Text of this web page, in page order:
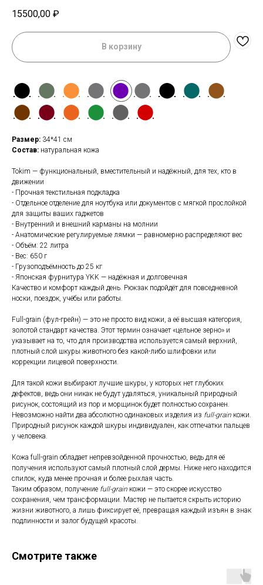
15500,00 ₽
В корзину
⬤ ⬤ ⬤ ⬤ ⬤ ⬤ ⬤ ⬤ ⬤
⬤ ⬤ ⬤ ⬤ ⬤ ⬤
Размер: 34*41 см
Состав: натуральная кожа
Tokim — функциональный, вместительный и надёжный, для тех, кто в
движении
- Прочная текстильная подкладка
- Отдельное отделение для ноутбука или документов с мягкой прослойкой
для защиты ваших гаджетов
- Внутренний и внешний карманы на молнии
- Анатомические регулируемые лямки — равномерно распределяют вес
- Объём: 22 литра
- Вес: 650 г
- Грузоподъёмность до 25 кг
- Японская фурнитура YKK — надёжная и долговечная
Качество и комфорт каждый день. Рюкзак подойдёт для повседневной
носки, поездок, учёбы или работы.
Full-grain (фул-грейн) — это не просто вид кожи, а её высшая категория,
золотой стандарт качества. Этот термин означает «цельное зерно» и
указывает на то, что для производства используется самый верхний,
плотный слой шкуры животного без какой-либо шлифовки или
коррекции лицевой поверхности.
Для такой кожи выбирают лучшие шкуры, у которых нет глубоких
дефектов, ведь они никак не будут удаляться, уникальный природный
рисунок, состоящий из пор и морщинок будет полностью сохранен.
Невозможно найти два абсолютно одинаковых изделия из full-grain кожи.
Природный рисунок каждой шкуры индивидуален, как отпечатки пальцев
у человека.
Кожа full-grain обладает непревзойденной прочностью, ведь для её
получения используют самый плотный слой дермы. Ниже него находится
спилок, куда менее прочная и более рыхлая часть.
Таким образом, получение full-grain кожи — это скорее искусство
сохранения, чем трансформации. Мастер не пытается скрыть историю
жизни животного, а лишь фиксирует её, превращая каждый изъян в знак
подлинности и залог будущей красоты.
Смотрите также
Магазин Мы в соцсетях
Telegram